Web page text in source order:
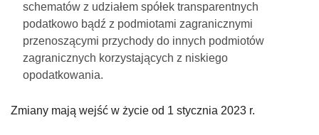
schematów z udziałem spółek transparentnych
podatkowo bądź z podmiotami zagranicznymi
przenoszącymi przychody do innych podmiotów
zagranicznych korzystających z niskiego
opodatkowania.
Zmiany mają wejść w życie od 1 stycznia 2023 r.